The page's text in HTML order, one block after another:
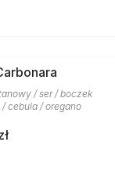
/ ser / boczek
cebula / oregano